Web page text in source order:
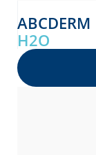
ABCDERM
H2O